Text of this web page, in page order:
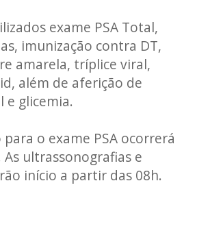
exame PSA Total,
imunização contra DT,
amarela, tríplice viral,
além de aferição de
e glicemia.
o exame PSA ocorrerá
As ultrassonografias e
início a partir das 08h.